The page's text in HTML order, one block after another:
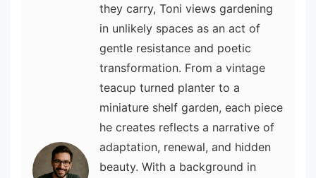
they carry, Toni views gardening
in unlikely spaces as an act of
gentle resistance and poetic
transformation. From a vintage
teacup turned planter to a
miniature shelf garden, each piece
he creates reflects a narrative of
adaptation, renewal, and hidden
beauty. With a background in